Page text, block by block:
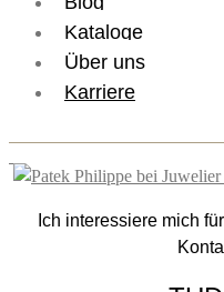
Kataloge
Über uns
Karriere
Ich interessiere mich